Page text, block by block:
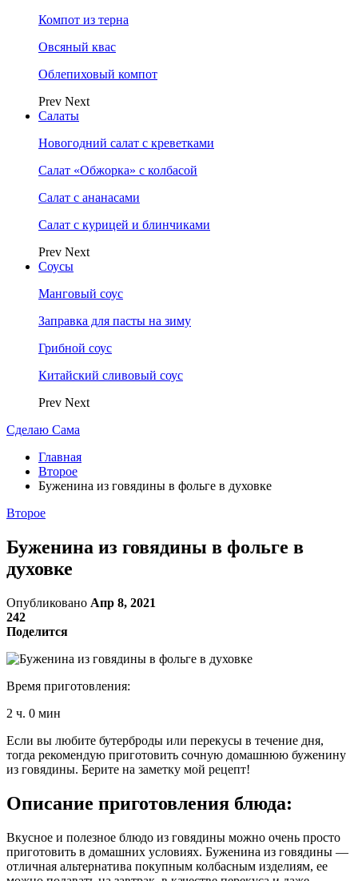
Компот из терна
Овсяный квас
Облепиховый компот
Prev Next
Салаты
Новогодний салат с креветками
Салат «Обжорка» с колбасой
Салат с ананасами
Салат с курицей и блинчиками
Prev Next
Соусы
Манговый соус
Заправка для пасты на зиму
Грибной соус
Китайский сливовый соус
Prev Next
Сделаю Сама
Главная
Второе
Буженина из говядины в фольге в духовке
Второе
Буженина из говядины в фольге в
духовке
Опубликовано Апр 8, 2021
242
Поделится
Время приготовления:
2 ч. 0 мин
Если вы любите бутерброды или перекусы в течение дня,
тогда рекомендую приготовить сочную домашнюю буженину
из говядины. Берите на заметку мой рецепт!
Описание приготовления блюда:
Вкусное и полезное блюдо из говядины можно очень просто
приготовить в домашних условиях. Буженина из говядины —
отличная альтернатива покупным колбасным изделиям, ее